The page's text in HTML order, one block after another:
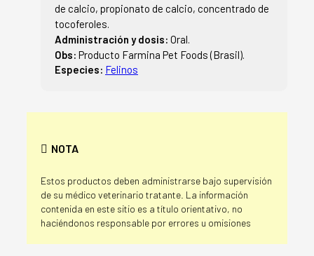
de calcio, propionato de calcio, concentrado de
tocoferoles.
Administración y dosis: Oral.
Obs: Producto Farmina Pet Foods (Brasil).
Especies: Felinos
NOTA
Estos productos deben administrarse bajo supervisión
de su médico veterinario tratante. La información
contenida en este sitio es a título orientativo, no
haciéndonos responsable por errores u omisiones